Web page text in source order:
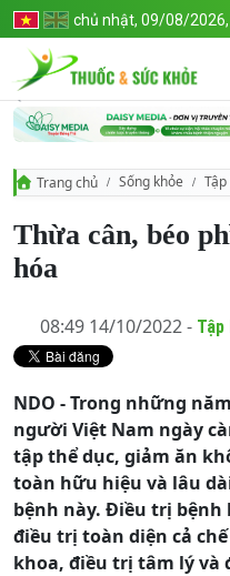
chủ nhật, 09/08/2026,
Trang chủ Sống khỏe
Thừa cân, béo
hóa
08:49 14/10/2022 - Tập
NDO - Trong những
người Việt Nam ngày
tập thể dục, giảm ăn
toàn hữu hiệu và lâu
bệnh này. Điều trị
điều trị toàn diện cả
khoa, điều trị tâm lý và